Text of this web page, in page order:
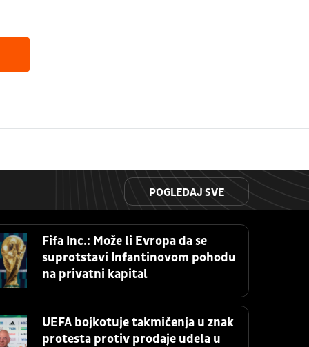
POGLEDAJ SVE
Fifa Inc.: Može li Evropa da se
suprotstavi Infantinovom pohodu
na privatni kapital
UEFA bojkotuje takmičenja u znak
protesta protiv prodaje udela u